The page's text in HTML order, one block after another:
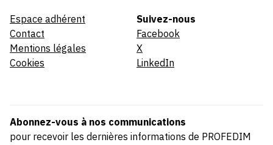
Espace adhérent
Contact
Mentions légales
Cookies
Suivez-nous
Facebook
X
LinkedIn
Abonnez-vous à nos communications
pour recevoir les dernières informations de PROFEDIM